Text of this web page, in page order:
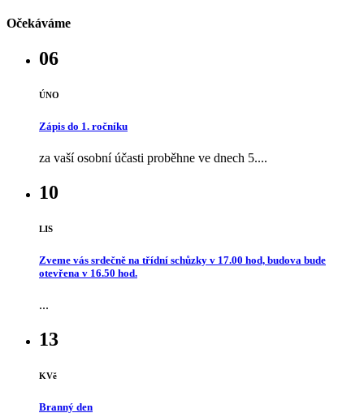
Očekáváme
06
ÚNO
Zápis do 1. ročníku
za vaší osobní účasti proběhne ve dnech 5....
10
LIS
Zveme vás srdečně na třídní schůzky v 17.00 hod, budova bude
otevřena v 16.50 hod.
...
13
KVě
Branný den